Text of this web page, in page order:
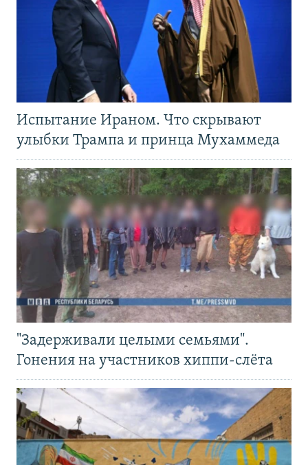
Испытание Ираном. Что скрывают
улыбки Трампа и принца Мухаммеда
"Задерживали целыми семьями".
Гонения на участников хиппи-слёта